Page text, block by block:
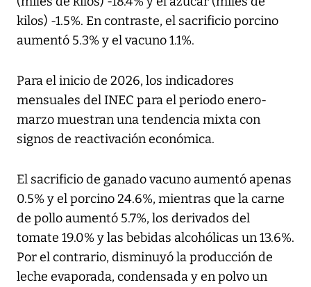
kilos) -1.5%. En contraste, el sacrificio porcino
aumentó 5.3% y el vacuno 1.1%.
Para el inicio de 2026, los indicadores
mensuales del INEC para el periodo enero-
marzo muestran una tendencia mixta con
signos de reactivación económica.
El sacrificio de ganado vacuno aumentó apenas
0.5% y el porcino 24.6%, mientras que la carne
de pollo aumentó 5.7%, los derivados del
tomate 19.0% y las bebidas alcohólicas un 13.6%.
Por el contrario, disminuyó la producción de
leche evaporada, condensada y en polvo un